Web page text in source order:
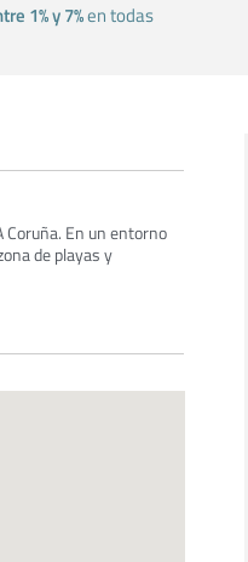
1% y 7%en todas
Coruña. En un entorno
de playas y